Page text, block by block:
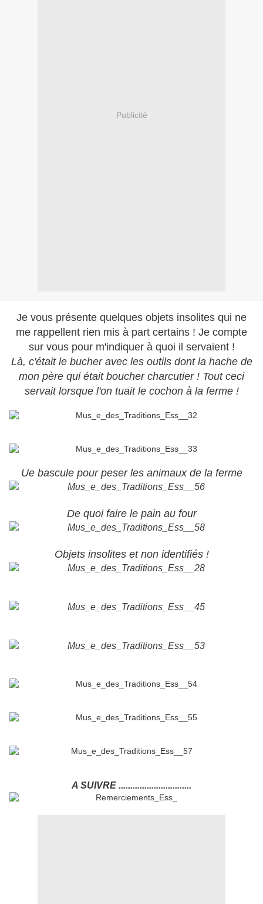
Publicité
Je vous présente quelques objets insolites qui ne
me rappellent rien mis à part certains ! Je compte
sur vous pour m'indiquer à quoi il servaient !
Là, c'était le bucher avec les outils dont la hache de
mon père qui était boucher charcutier ! Tout ceci
servait lorsque l'on tuait le cochon à la ferme !
Ue bascule pour peser les animaux de la ferme
De quoi faire le pain au four
Objets insolites et non identifiés !
A SUIVRE ...............................